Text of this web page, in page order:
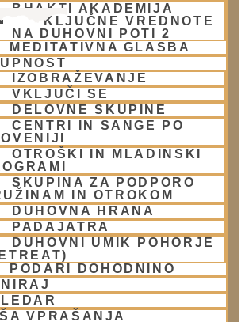
BHAKTI AKADEMIJA
KLJUČNE VREDNOTE
NA DUHOVNI POTI 2
MEDITATIVNA GLASBA
IZOBRAŽEVANJE
VKLJUČI SE
DELOVNE SKUPINE
CENTRI IN SANGE PO
OTROŠKI IN MLADINSKI
SKUPINA ZA PODPORO
IN OTROKOM
DUHOVNA HRANA
PADAJATRA
DUHOVNI UMIK POHORJE
PODARI DOHODNINO
VPRAŠANJA